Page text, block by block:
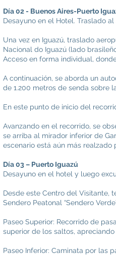
Día 02 - Buenos Aires-Puerto
Desayuno en el Hotel. Traslado
Una vez en Iguazú, traslado
Nacional do Iguazú (lado
Acceso en forma individual,
A continuación, se aborda un
de 1.200 metros de senda sobre
En este punto de inicio del
Avanzando en el recorrido, se
se arriba al mirador inferior de
escenario está aún más
Día 03 – Puerto Iguazú
Desayuno en el hotel y luego
Desde este Centro del Visitante,
Sendero Peatonal “Sendero
Paseo Superior: Recorrido de
superior de los saltos,
Paseo Inferior: Caminata por las